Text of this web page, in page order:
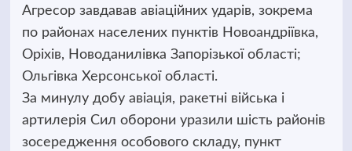
Агресор завдавав авіаційних ударів, зокрема
по районах населених пунктів Новоандріївка,
Оріхів, Новоданилівка Запорізької області;
Ольгівка Херсонської області.
За минулу добу авіація, ракетні війська і
артилерія Сил оборони уразили шість районів
зосередження особового складу, пункт